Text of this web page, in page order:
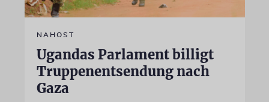
NAHOST
Ugandas Parlament billigt
Truppenentsendung nach
Gaza